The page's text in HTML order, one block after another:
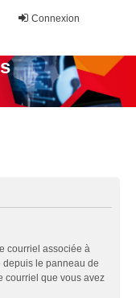
Connexion
courriel associée à
depuis le panneau de
courriel que vous avez